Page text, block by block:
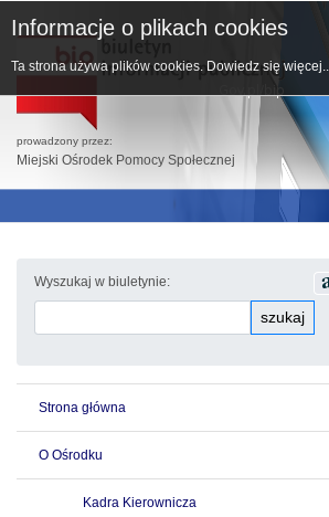
prowadzony przez:
Miejski Ośrodek Pomocy Społecznej
Wyszukaj w biuletynie:
szukaj
Strona główna
O Ośrodku
Kadra Kierownicza
Informacje o plikach cookies
Ta strona używa plików cookies. Dowiedz się więcej...